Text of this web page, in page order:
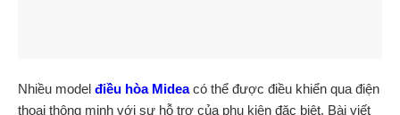
Nhiều model điều hòa Mideacó thể được điều khiển qua điện
thoại thông minh với sự hỗ trợ của phụ kiện đặc biệt. Bài viết